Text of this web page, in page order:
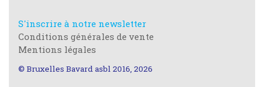
S'inscrire à notre newsletter
Conditions générales de vente
Mentions légales
© Bruxelles Bavard asbl 2016, 2026